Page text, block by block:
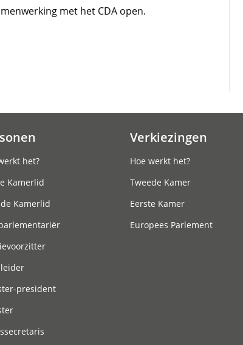
met het CDA open.
het?
Kamerlid
Kamerlid
president
Verkiezingen
Hoe werkt het?
Tweede Kamer
Eerste Kamer
Europees Parlement